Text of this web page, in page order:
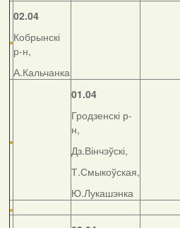
02.04
Кобрынскі
р-н,
А.Кальчанка
01.04
Гродзенскі р-
н,
Дз.Вінчэўскі,
Т.Смыкоўская,
Ю.Лукашэнка